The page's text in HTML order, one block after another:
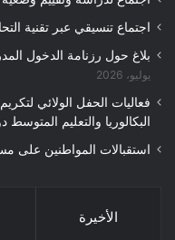
اجتماع تنسيقي عبر تقنية
بلاغ حول رزنامة الدخول المدرسي
يوليو، 2026
فعاليات الحفل الولائي
البكالوريا والتعليم المتوسط
استقبالات المواطنين على
الأخيرة